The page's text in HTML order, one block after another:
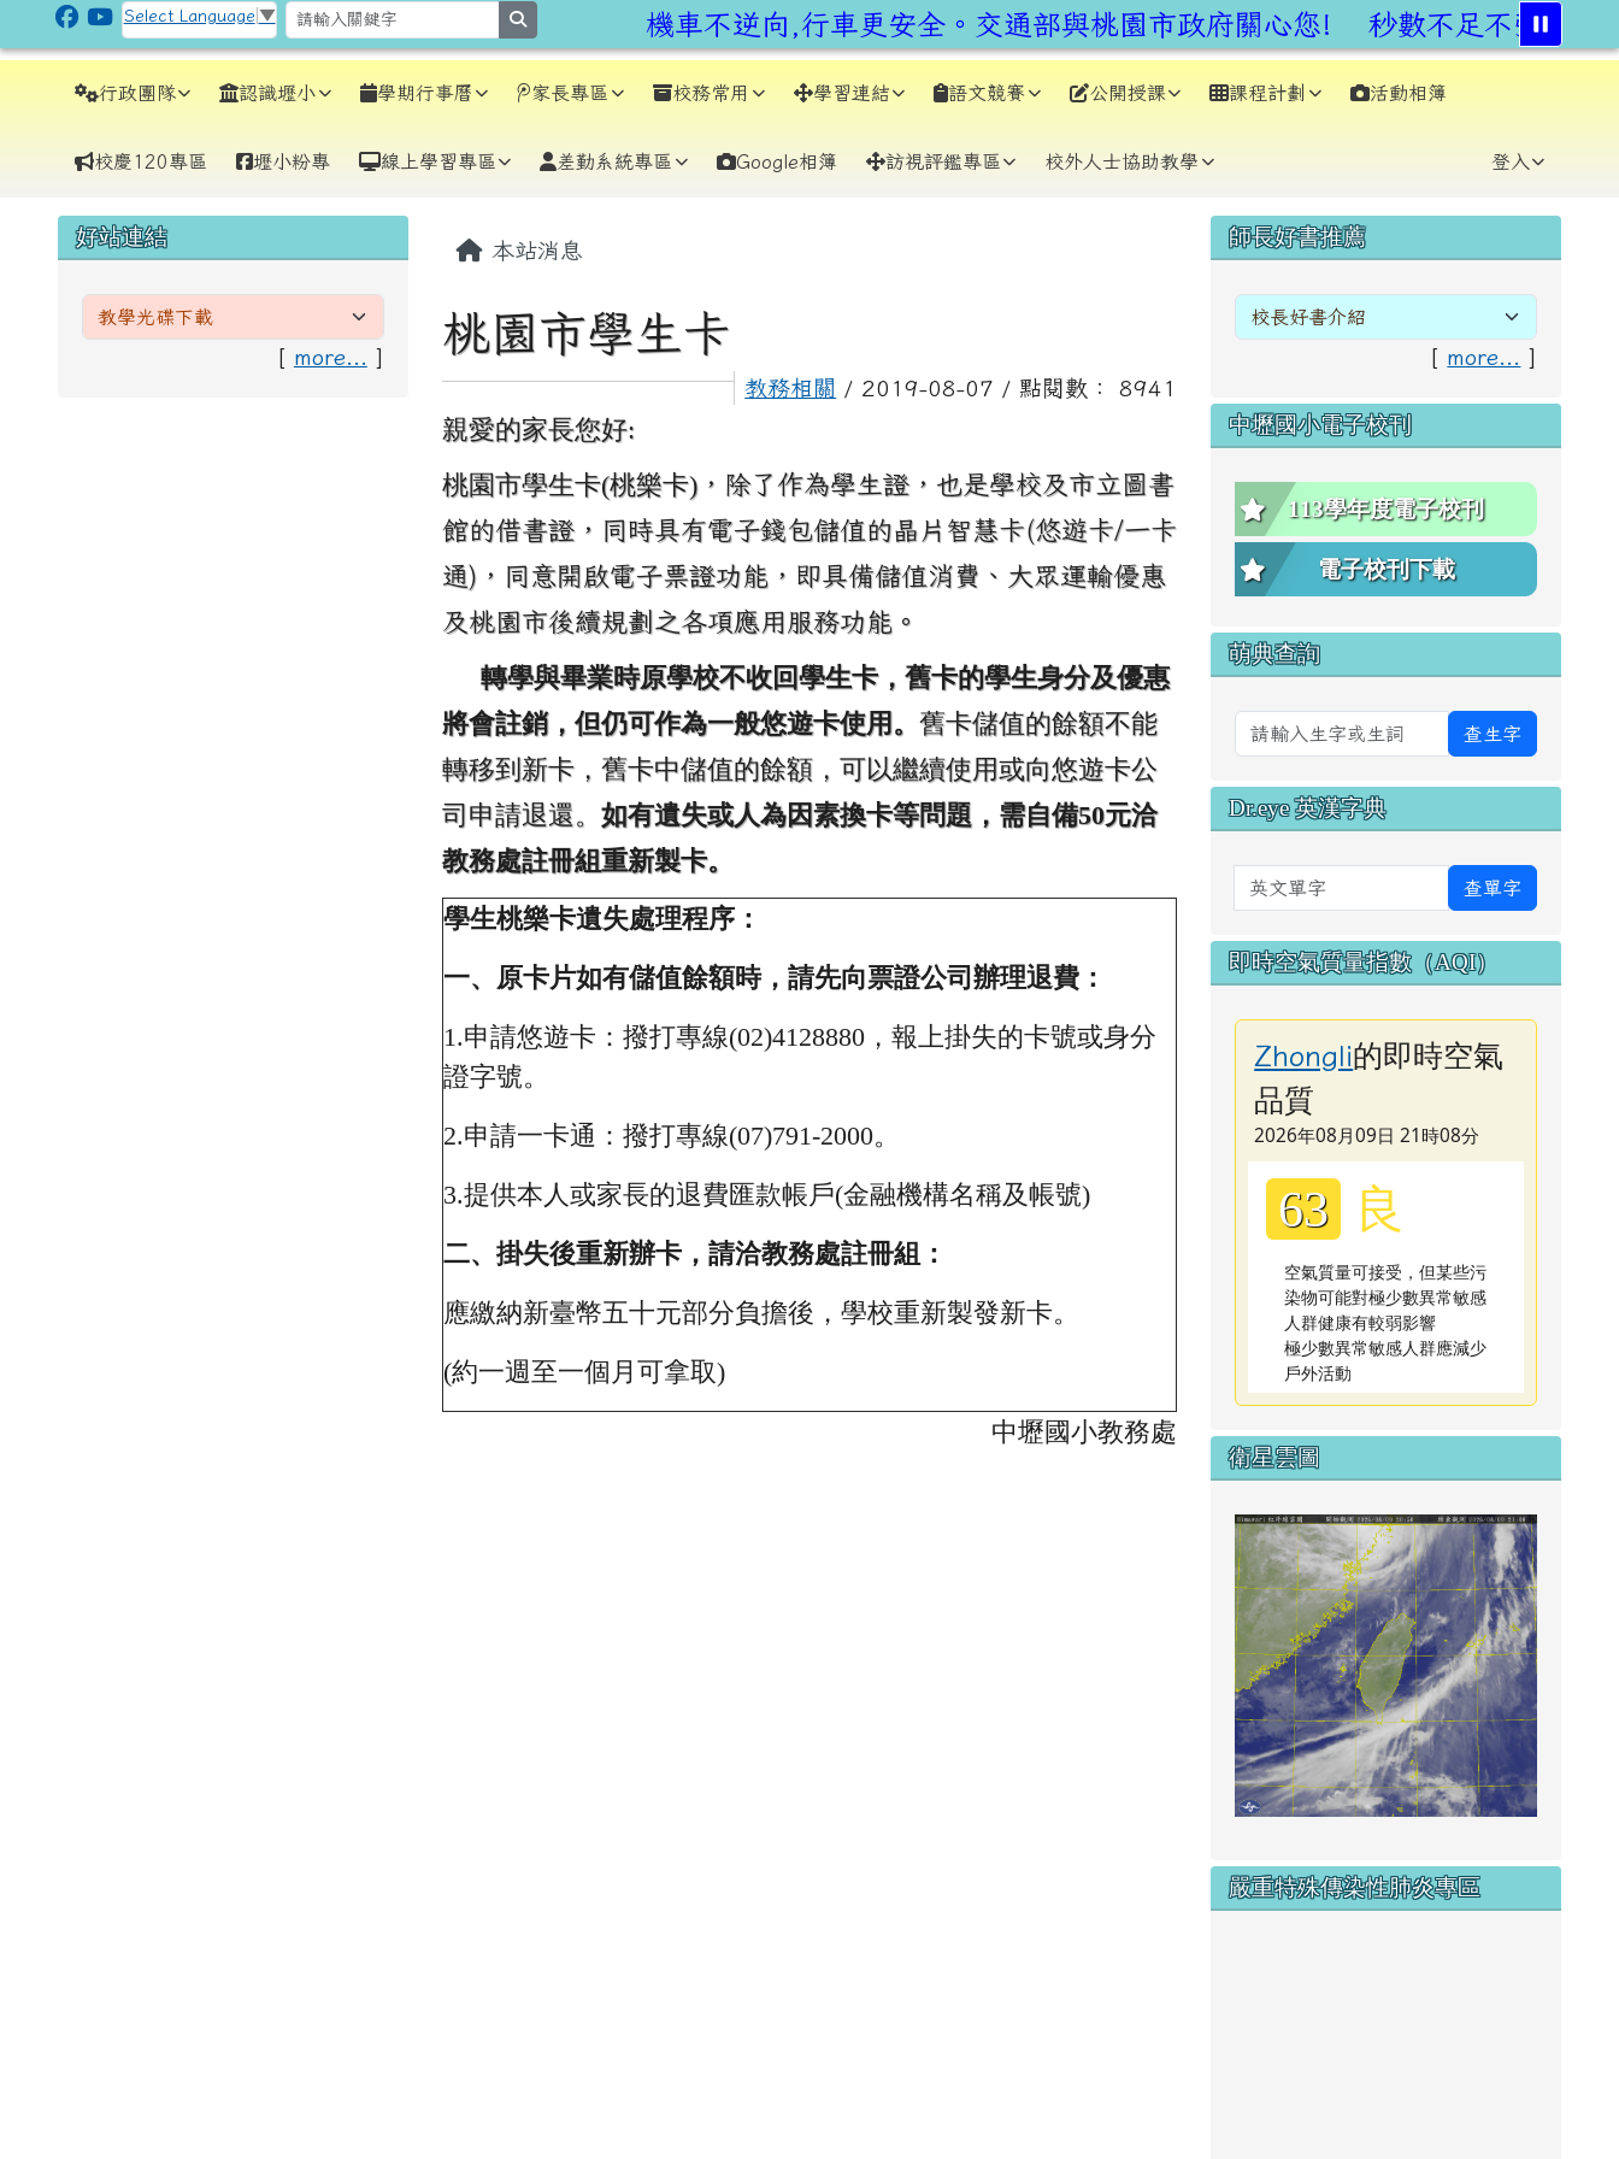
跳至主內容區
CLPS Site
Select Language ▼ 機車不逆向,行車更安全。交通部與桃園市政府關心您! 秒數不足不強行,安
導覽列行政團隊 認識壢小 學期行事曆 家長專區 校務常用 學習連結 語文競賽 公開授課 課程計劃 活動相簿
校慶120專區 壢小粉專 線上學習專區 差勤系統專區 Google相簿 訪視評鑑專區 校外人士協助教學 登入
左邊區域內容
好站連結
[ more... ]
主內容區域
本站消息
桃園市學生卡
教務相關 / 2019-08-07 / 點閱數： 8941
親愛的家長您好:
桃園市學生卡(桃樂卡)，除了作為學生證，也是學校及市立圖書
館的借書證，同時具有電子錢包儲值的晶片智慧卡(悠遊卡/一卡
通)，同意開啟電子票證功能，即具備儲值消費、大眾運輸優惠
及桃園市後續規劃之各項應用服務功能。
轉學與畢業時原學校不收回學生卡，舊卡的學生身分及優惠
將會註銷，但仍可作為一般悠遊卡使用。 舊卡儲值的餘額不能
轉移到新卡，舊卡中儲值的餘額，可以繼續使用或向悠遊卡公
司申請退還。 如有遺失或人為因素換卡等問題，需自備50元洽
教務處註冊組重新製卡。
學生桃樂卡遺失處理程序：
一、原卡片如有儲值餘額時，請先向票證公司辦理退費：
1.申請悠遊卡：撥打專線(02)4128880，報上掛失的卡號或身分
證字號。
2.申請一卡通：撥打專線(07)791-2000。
3.提供本人或家長的退費匯款帳戶(金融機構名稱及帳號)
二、掛失後重新辦卡，請洽教務處註冊組：
應繳納新臺幣五十元部分負擔後，學校重新製發新卡。
(約一週至一個月可拿取)
中壢國小教務處
右邊區域內容
師長好書推薦
[ more... ]
中壢國小電子校刊
113學年度電子校刊
電子校刊下載
萌典查詢
查生字
Dr.eye 英漢字典
英文單字 查單字
即時空氣質量指數（AQI）
Zhongli的即時空氣
品質
2026年08月09日 21時08分
63 良
空氣質量可接受，但某些污
染物可能對極少數異常敏感
人群健康有較弱影響
極少數異常敏感人群應減少
戶外活動
衛星雲圖
link to
嚴重特殊傳染性肺炎專區
頁尾區域